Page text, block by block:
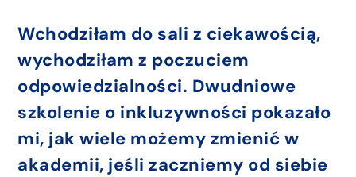
Wchodziłam do sali z ciekawością,
wychodziłam z poczuciem
odpowiedzialności. Dwudniowe
szkolenie o inkluzywności pokazało
mi, jak wiele możemy zmienić w
akademii, jeśli zaczniemy od siebie